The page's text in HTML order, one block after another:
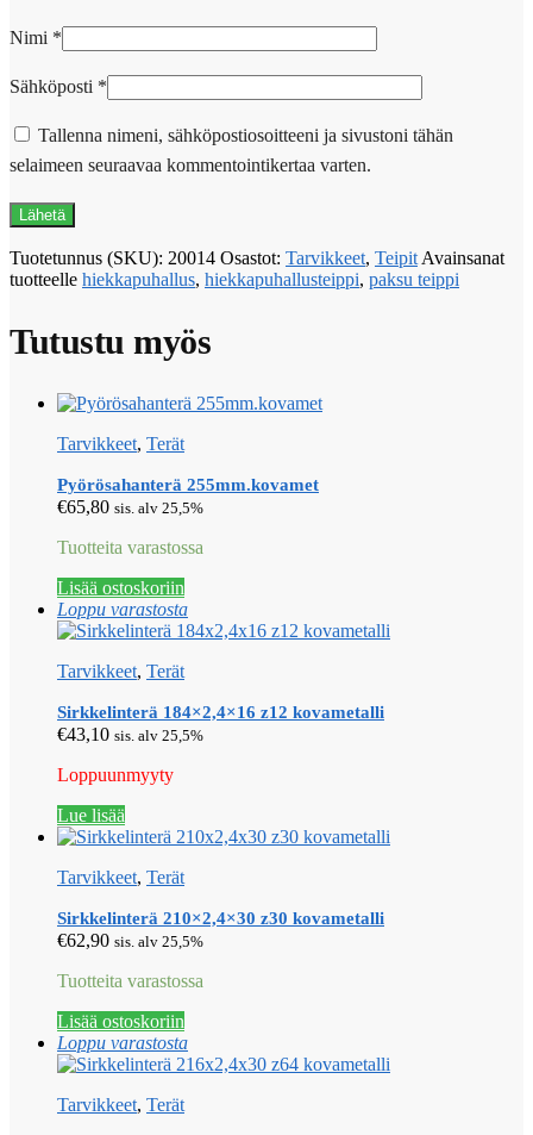
Nimi *
Sähköposti *
Tallenna nimeni, sähköpostiosoitteeni ja sivustoni tähän
selaimeen seuraavaa kommentointikertaa varten.
Tuotetunnus (SKU): 20014 Osastot: Tarvikkeet, Teipit Avainsanat
tuotteelle hiekkapuhallus, hiekkapuhallusteippi, paksu teippi
Tutustu myös
Tarvikkeet, Terät
Pyörösahanterä 255mm.kovamet
€65,80 sis. alv 25,5%
Tuotteita varastossa
Lisää ostoskoriin
Loppu varastosta
Tarvikkeet, Terät
Sirkkelinterä 184×2,4×16 z12 kovametalli
€43,10 sis. alv 25,5%
Loppuunmyyty
Lue lisää
Tarvikkeet, Terät
Sirkkelinterä 210×2,4×30 z30 kovametalli
€62,90 sis. alv 25,5%
Tuotteita varastossa
Lisää ostoskoriin
Loppu varastosta
Tarvikkeet, Terät